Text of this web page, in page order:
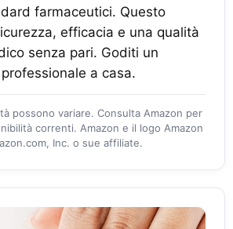
farmaceutici. Questo
efficacia e una qualità
senza pari. Goditi un
a casa.
possono variare. Consulta Amazon per
correnti. Amazon e il logo Amazon
Inc. o sue affiliate.